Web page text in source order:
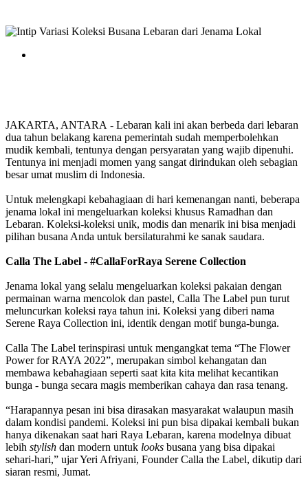
JAKARTA, ANTARA - Lebaran kali ini akan berbeda dari lebaran
dua tahun belakang karena pemerintah sudah memperbolehkan
mudik kembali, tentunya dengan persyaratan yang wajib dipenuhi.
Tentunya ini menjadi momen yang sangat dirindukan oleh sebagian
besar umat muslim di Indonesia.
Untuk melengkapi kebahagiaan di hari kemenangan nanti, beberapa
jenama lokal ini mengeluarkan koleksi khusus Ramadhan dan
Lebaran. Koleksi-koleksi unik, modis dan menarik ini bisa menjadi
pilihan busana Anda untuk bersilaturahmi ke sanak saudara.
Calla The Label - #CallaForRaya Serene Collection
Jenama lokal yang selalu mengeluarkan koleksi pakaian dengan
permainan warna mencolok dan pastel, Calla The Label pun turut
meluncurkan koleksi raya tahun ini. Koleksi yang diberi nama
Serene Raya Collection ini, identik dengan motif bunga-bunga.
Calla The Label terinspirasi untuk mengangkat tema “The Flower
Power for RAYA 2022”, merupakan simbol kehangatan dan
membawa kebahagiaan seperti saat kita kita melihat kecantikan
bunga - bunga secara magis memberikan cahaya dan rasa tenang.
“Harapannya pesan ini bisa dirasakan masyarakat walaupun masih
dalam kondisi pandemi. Koleksi ini pun bisa dipakai kembali bukan
hanya dikenakan saat hari Raya Lebaran, karena modelnya dibuat
lebih stylish dan modern untuk looks busana yang bisa dipakai
sehari-hari,” ujar Yeri Afriyani, Founder Calla the Label, dikutip dari
siaran resmi, Jumat.